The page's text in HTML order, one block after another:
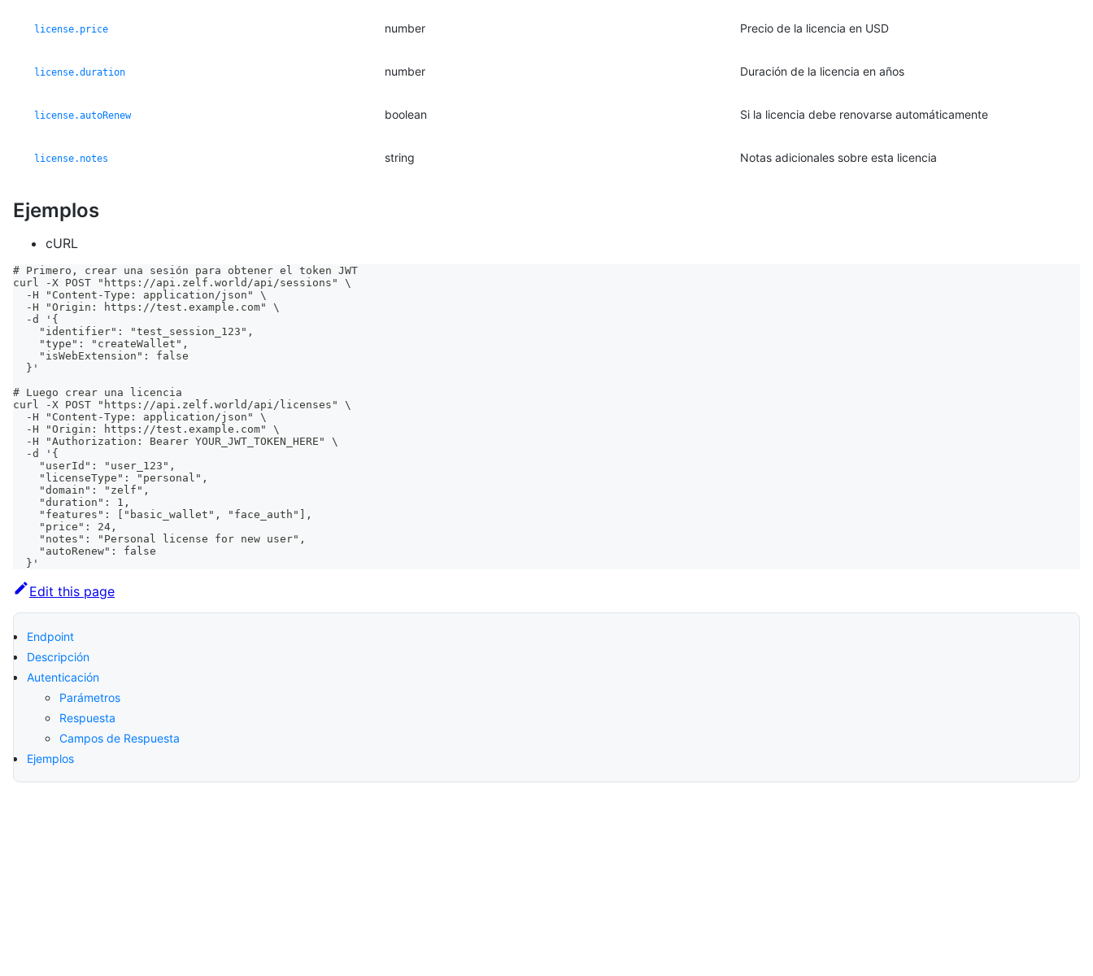
license.price number Precio de la licencia en USD
license.duration number Duración de la licencia en años
license.autoRenew boolean Si la licencia debe renovarse automáticamente
license.notes string Notas adicionales sobre esta licencia
Ejemplos
cURL
# Primero, crear una sesión para obtener el token JWT
curl -X POST "https://api.zelf.world/api/sessions" \
  -H "Content-Type: application/json" \
  -H "Origin: https://test.example.com" \
  -d '{
    "identifier": "test_session_123",
    "type": "createWallet",
    "isWebExtension": false
  }'
# Luego crear una licencia
curl -X POST "https://api.zelf.world/api/licenses" \
  -H "Content-Type: application/json" \
  -H "Origin: https://test.example.com" \
  -H "Authorization: Bearer YOUR_JWT_TOKEN_HERE" \
  -d '{
    "userId": "user_123",
    "licenseType": "personal",
    "domain": "zelf",
    "duration": 1,
    "features": ["basic_wallet", "face_auth"],
    "price": 24,
    "notes": "Personal license for new user",
    "autoRenew": false
  }'
Edit this page
Endpoint
Descripción
Autenticación
Parámetros
Respuesta
Campos de Respuesta
Ejemplos